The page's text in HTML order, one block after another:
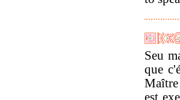
Seu
que
est